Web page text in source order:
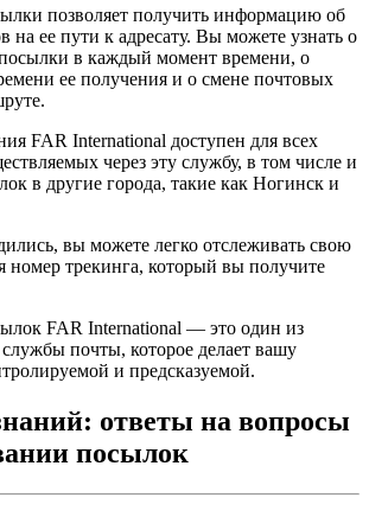
позволяет получить информацию об
на ее пути к адресату. Вы можете узнать о
в каждый момент времени, о
ее получения и о смене почтовых
FAR International доступен для всех
через эту службу, в том числе и
в другие города, такие как Ногинск и
вы можете легко отслеживать свою
номер трекинга, который вы получите
FAR International — это один из
почты, которое делает вашу
и предсказуемой.
ответы на вопросы
посылок